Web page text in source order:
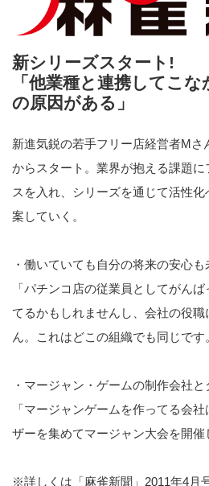
新シリーズスタート!
「他業種と連携してこ
の原因がある」
新進気鋭の若手フリー店経営者Mさ
からスタート。業界が抱える課題に
スを入れ、シリーズを通じて活性
案していく。
・働いていても自分の将来の安心も
「パチンコ店の従業員としてがん
てるかもしれませんし、会社の役
ん。これはどこの組織でも同じです
・マージャン・ゲームの制作会社
「マージャンゲームを作ってる会
ザーを集めてマージャン大会を開催
※詳しくは「麻雀新聞」2011年4月